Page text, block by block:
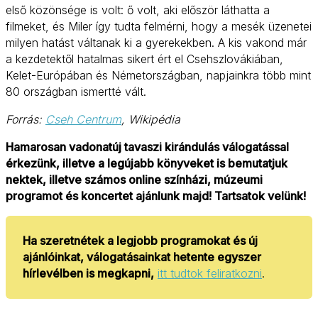
első közönsége is volt: ő volt, aki először láthatta a
filmeket, és Miler így tudta felmérni, hogy a mesék üzenetei
milyen hatást váltanak ki a gyerekekben. A kis vakond már
a kezdetektől hatalmas sikert ért el Csehszlovákiában,
Kelet-Európában és Németországban, napjainkra több mint
80 országban ismertté vált.
Forrás: Cseh Centrum, Wikipédia
Hamarosan vadonatúj tavaszi kirándulás válogatással
érkezünk, illetve a legújabb könyveket is bemutatjuk
nektek, illetve számos online színházi, múzeumi
programot és koncertet ajánlunk majd! Tartsatok velünk!
Ha szeretnétek a legjobb programokat és új
ajánlóinkat, válogatásainkat hetente egyszer
hírlevélben is megkapni, itt tudtok feliratkozni.